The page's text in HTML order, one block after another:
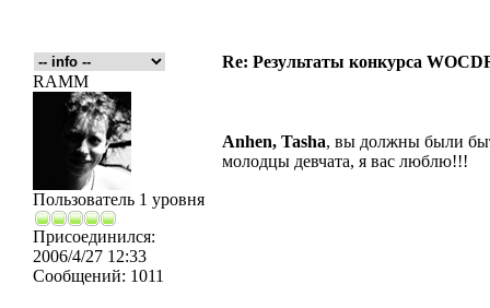
Re: Результаты конкурса
RAMM
Пользователь 1 уровня
Присоединился:
2006/4/27 12:33
Сообщений: 1011
Anhen, Tasha, вы должны были
молодцы девчата, я вас люблю!!!